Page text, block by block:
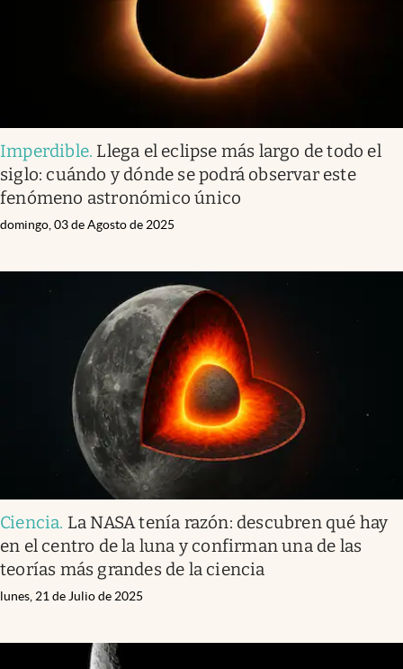
Imperdible. Llega el eclipse más largo de todo el
siglo: cuándo y dónde se podrá observar este
fenómeno astronómico único
domingo, 03 de Agosto de 2025
Ciencia. La NASA tenía razón: descubren qué hay
en el centro de la luna y confirman una de las
teorías más grandes de la ciencia
lunes, 21 de Julio de 2025